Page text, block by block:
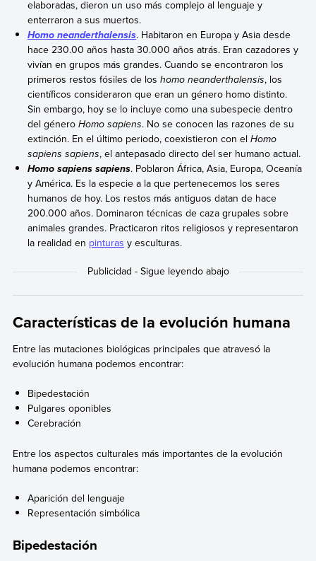
elaboradas, dieron un uso más complejo al lenguaje y
enterraron a sus muertos.
Homo neanderthalensis. Habitaron en Europa y Asia desde
hace 230.00 años hasta 30.000 años atrás. Eran cazadores y
vivían en grupos más grandes. Cuando se encontraron los
primeros restos fósiles de loshomo neanderthalensis, los
científicos consideraron que eran un género homo distinto.
Sin embargo, hoy se lo incluye como una subespecie dentro
del géneroHomo sapiens. No se conocen las razones de su
extinción. En el último periodo, coexistieron con elHomo
sapiens sapiens, el antepasado directo del ser humano actual.
Homo sapiens sapiens. Poblaron África, Asia, Europa, Oceanía
y América. Es la especie a la que pertenecemos los seres
humanos de hoy. Los restos más antiguos datan de hace
200.000 años. Dominaron técnicas de caza grupales sobre
animales grandes. Practicaron ritos religiosos y representaron
la realidad en pinturas y esculturas.
Características de la evolución humana
Entre las mutaciones biológicas principales que atravesó la
evolución humana podemos encontrar:
Bipedestación
Pulgares oponibles
Cerebración
Entre los aspectos culturales más importantes de la evolución
humana podemos encontrar:
Aparición del lenguaje
Representación simbólica
Bipedestación